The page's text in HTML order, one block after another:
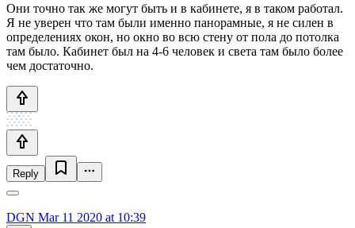
Они точно так же могут быть и в кабинете, я в таком работал.
Я не уверен что там были именно панорамные, я не силен в
определениях окон, но окно во всю стену от пола до потолка
там было. Кабинет был на 4-6 человек и света там было более
чем достаточно.
Reply
DGN Mar 11 2020 at 10:39